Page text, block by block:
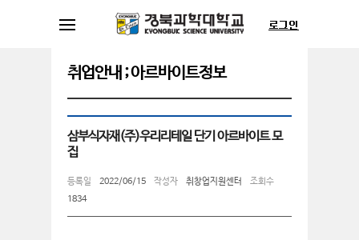
취업안내 ; 아르바이트정보
삼부식자재(주)우리리테일 단기 아르바이트 모
집
등록일 2022/06/15 작성자 취창업지원센터
조회수
1834